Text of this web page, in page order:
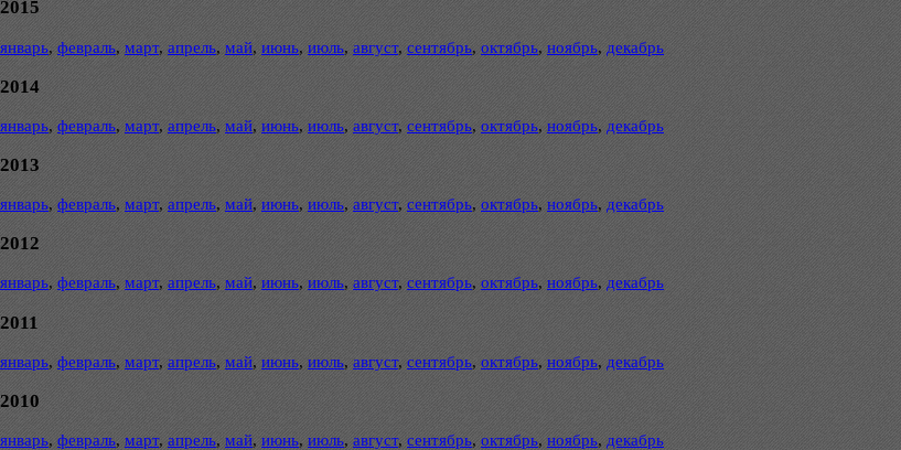
2015
январь, февраль, март, апрель, май, июнь, июль, август, сентябрь, октябрь, ноябрь, декабрь
2014
январь, февраль, март, апрель, май, июнь, июль, август, сентябрь, октябрь, ноябрь, декабрь
2013
январь, февраль, март, апрель, май, июнь, июль, август, сентябрь, октябрь, ноябрь, декабрь
2012
январь, февраль, март, апрель, май, июнь, июль, август, сентябрь, октябрь, ноябрь, декабрь
2011
январь, февраль, март, апрель, май, июнь, июль, август, сентябрь, октябрь, ноябрь, декабрь
2010
январь, февраль, март, апрель, май, июнь, июль, август, сентябрь, октябрь, ноябрь, декабрь